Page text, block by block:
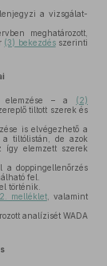
a vizsgálat-
meghatározott,
(3) bekezdésszerinti
elemzése – a (2)
tiltott szerek és
is elvégezhető a
a tiltólistán, de azok
így elemzett szerek
a doppingellenőrzés
fel.
történik.
2. melléklet, valamint
analízisét WADA